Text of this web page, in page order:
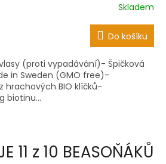
Skladem
Do košíku
(proti vypadávání)- Špičková
in Sweden (GMO free)-
hrachových BIO klíčků-
biotinu...
11 z 10 BEASOŇÁKŮ